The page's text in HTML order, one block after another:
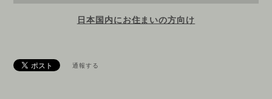
日本国内にお住まいの方向け
通報する